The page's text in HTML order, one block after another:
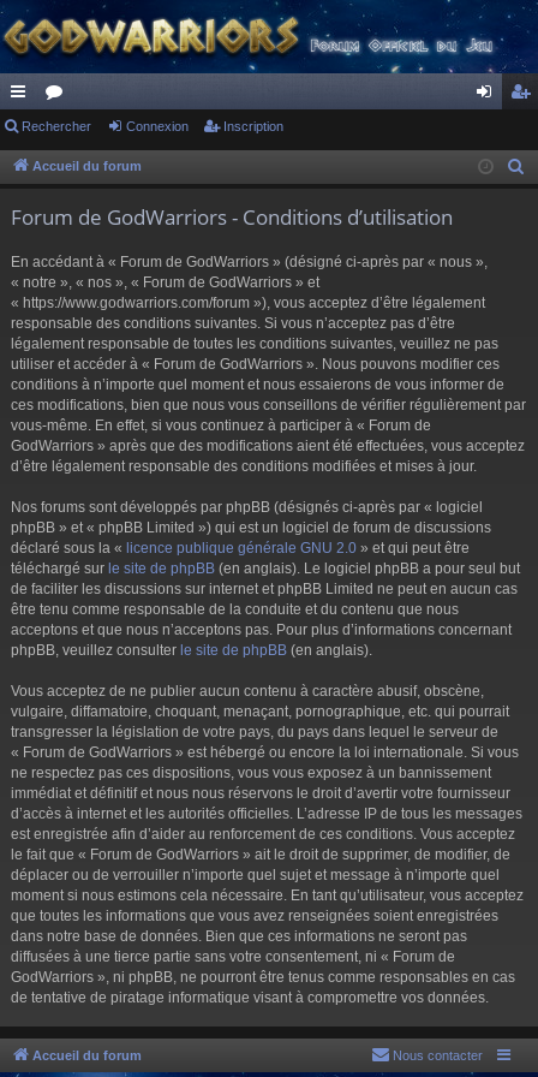
ac
co
s
or
u ne cri
Rechercher Connexion Inscription
Accueil du forum
Forum de GodWarriors - Conditions d’utilisation
En accédant à « Forum de GodWarriors » (désigné ci-après par « nous »,
« notre », « nos », « Forum de GodWarriors » et
« https://www.godwarriors.com/forum »), vous acceptez d’être légalement
responsable des conditions suivantes. Si vous n’acceptez pas d’être
légalement responsable de toutes les conditions suivantes, veuillez ne pas
utiliser et accéder à « Forum de GodWarriors ». Nous pouvons modifier ces
conditions à n’importe quel moment et nous essaierons de vous informer de
ces modifications, bien que nous vous conseillons de vérifier régulièrement par
vous-même. En effet, si vous continuez à participer à « Forum de
GodWarriors » après que des modifications aient été effectuées, vous acceptez
d’être légalement responsable des conditions modifiées et mises à jour.
Nos forums sont développés par phpBB (désignés ci-après par « logiciel
phpBB » et « phpBB Limited ») qui est un logiciel de forum de discussions
déclaré sous la « licence publique générale GNU 2.0 » et qui peut être
téléchargé sur le site de phpBB (en anglais). Le logiciel phpBB a pour seul but
de faciliter les discussions sur internet et phpBB Limited ne peut en aucun cas
être tenu comme responsable de la conduite et du contenu que nous
acceptons et que nous n’acceptons pas. Pour plus d’informations concernant
phpBB, veuillez consulter le site de phpBB (en anglais).
Vous acceptez de ne publier aucun contenu à caractère abusif, obscène,
vulgaire, diffamatoire, choquant, menaçant, pornographique, etc. qui pourrait
transgresser la législation de votre pays, du pays dans lequel le serveur de
« Forum de GodWarriors » est hébergé ou encore la loi internationale. Si vous
ne respectez pas ces dispositions, vous vous exposez à un bannissement
immédiat et définitif et nous nous réservons le droit d’avertir votre fournisseur
d’accès à internet et les autorités officielles. L’adresse IP de tous les messages
est enregistrée afin d’aider au renforcement de ces conditions. Vous acceptez
le fait que « Forum de GodWarriors » ait le droit de supprimer, de modifier, de
déplacer ou de verrouiller n’importe quel sujet et message à n’importe quel
moment si nous estimons cela nécessaire. En tant qu’utilisateur, vous acceptez
que toutes les informations que vous avez renseignées soient enregistrées
dans notre base de données. Bien que ces informations ne seront pas
diffusées à une tierce partie sans votre consentement, ni « Forum de
GodWarriors », ni phpBB, ne pourront être tenus comme responsables en cas
de tentative de piratage informatique visant à compromettre vos données.
Accueil du forum Nous contacter